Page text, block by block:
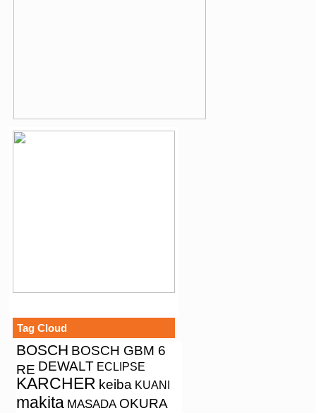
Tag Cloud
BOSCH BOSCH GBM 6
RE DEWALT ECLIPSE
KARCHER keiba KUANI
makita MASADA OKURA